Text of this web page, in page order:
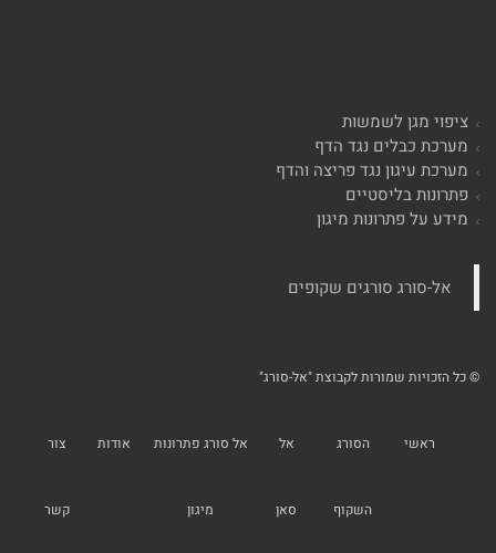
ציפוי מגן לשמשות
מערכת כבלים נגד הדף
מערכת עיגון נגד פריצה והדף
פתרונות בליסטיים
מידע על פתרונות מיגון
‏אל-סורג סורגים שקופים‏
© כל הזכויות שמורות לקבוצת "אל-סורג"
ראשי הסורג
השקוף
אל
סאן
אל סורג פתרונות
מיגון
אודות צור
קשר